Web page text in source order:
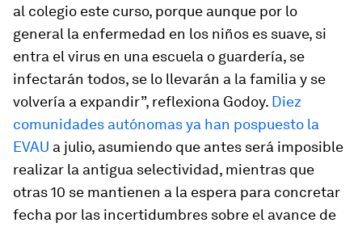
al colegio este curso, porque aunque por lo
general la enfermedad en los niños es suave, si
entra el virus en una escuela o guardería, se
infectarán todos, se lo llevarán a la familia y se
volvería a expandir”, reflexiona Godoy. Diez
comunidades autónomas ya han pospuesto la
EVAU a julio, asumiendo que antes será imposible
realizar la antigua selectividad, mientras que
otras 10 se mantienen a la espera para concretar
fecha por las incertidumbres sobre el avance de